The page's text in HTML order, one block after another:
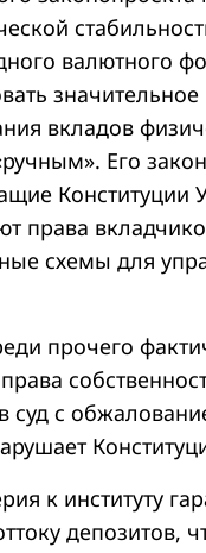
валютного
вкладов
Его
права
схемы для
прочего
суд с
к институту
депозитов,